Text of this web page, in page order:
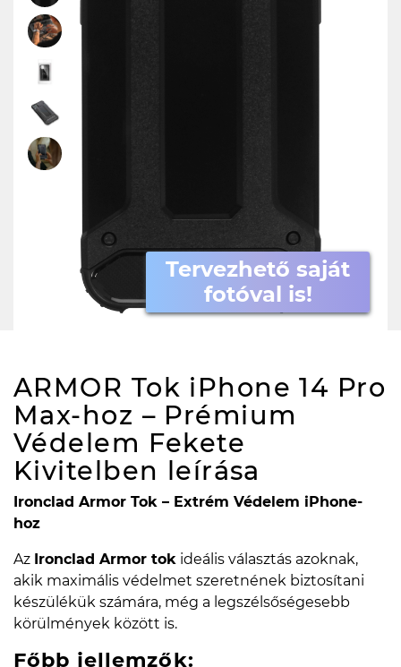
Tervezhető saját
fotóval is!
ARMOR Tok iPhone 14 Pro
Max-hoz – Prémium
Védelem Fekete
Kivitelben leírása
Ironclad Armor Tok – Extrém Védelem iPhone-
hoz
Az Ironclad Armor tok ideális választás azoknak,
akik maximális védelmet szeretnének biztosítani
készülékük számára, még a legszélsőségesebb
körülmények között is.
Főbb jellemzők: